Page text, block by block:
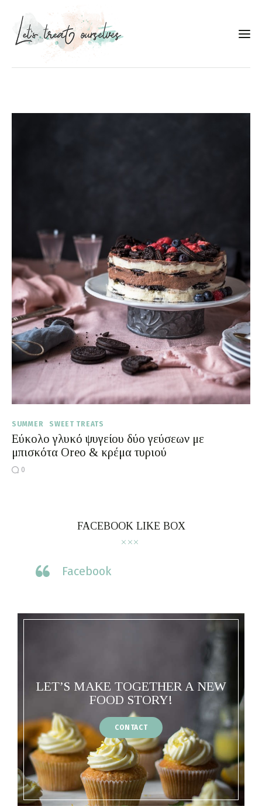
Επικοινωνία
Συνεργασίες
Moments of Mine
FAQ
SUMMER SWEET TREATS
Εύκολο γλυκό ψυγείου δύο γεύσεων με
μπισκότα Oreo & κρέμα τυριού
0
FACEBOOK LIKE BOX
Facebook
LET’S MAKE TOGETHER A NEW
FOOD STORY!
CONTACT